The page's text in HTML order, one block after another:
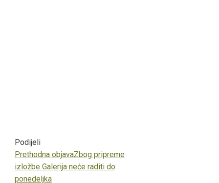
Podijeli
Facebook
Twitter
LinkedIn
Pinterest
Stumbleupon
Email
Prethodna objavaZbog pripreme
izložbe Galerija neće raditi do
ponedeljka